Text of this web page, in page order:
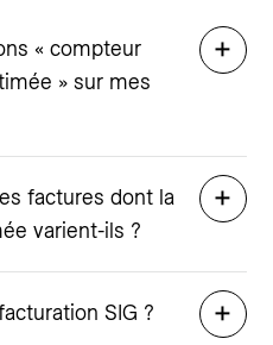
« compteur
» sur mes
factures dont la
varient-ils ?
SIG ?